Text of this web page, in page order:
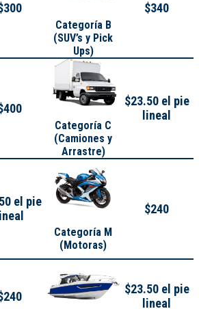
Categoría B
(SUV’s y Pick
Ups)
$340
Categoría C
(Camiones y
Arrastre)
$23.50 el pie
lineal
el pie
lineal
Categoría M
(Motoras)
$240
$23.50 el pie
lineal